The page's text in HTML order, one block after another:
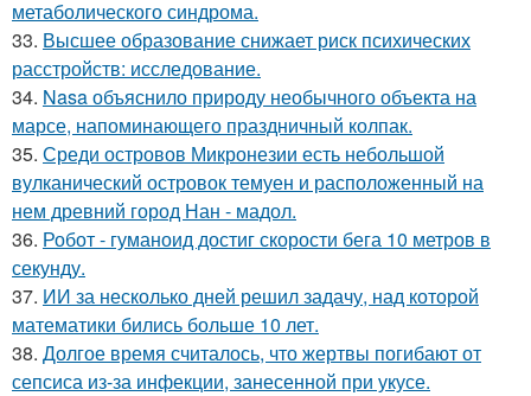
метаболического синдрома.
33. Высшее образование снижает риск психических
расстройств: исследование.
34. Nasa объяснило природу необычного объекта на
марсе, напоминающего праздничный колпак.
35. Среди островов Микронезии есть небольшой
вулканический островок темуен и расположенный на
нем древний город Нан - мадол.
36. Робот - гуманоид достиг скорости бега 10 метров в
секунду.
37. ИИ за несколько дней решил задачу, над которой
математики бились больше 10 лет.
38. Долгое время считалось, что жертвы погибают от
сепсиса из-за инфекции, занесенной при укусе.